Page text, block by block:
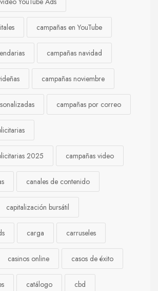
campañas en YouTube
campañas navidad
campañas noviembre
campañas por correo
2025 campañas video
canales de contenido
capitalización bursátil
carga carruseles
casinos online casos de éxito
catálogo cbd